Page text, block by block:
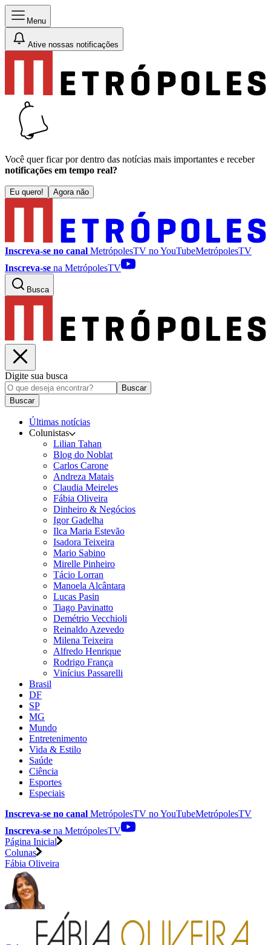
Menu
Ative nossas notificações
Você quer ficar por dentro das notícias mais importantes e receber
notificações em tempo real?
Eu quero! Agora não
Inscreva-se no canal MetrópolesTV noYouTubeMetrópolesTV
Inscreva-se na MetrópolesTV
Busca
Digite sua busca
Buscar
Buscar
Últimas notícias
Colunistas
Lilian Tahan
Blog do Noblat
Carlos Carone
Andreza Matais
Claudia Meireles
Fábia Oliveira
Dinheiro & Negócios
Igor Gadelha
Ilca Maria Estevão
Isadora Teixeira
Mario Sabino
Mirelle Pinheiro
Tácio Lorran
Manoela Alcântara
Lucas Pasin
Tiago Pavinatto
Demétrio Vecchioli
Reinaldo Azevedo
Milena Teixeira
Alfredo Henrique
Rodrigo França
Vinícius Passarelli
Brasil
DF
SP
MG
Mundo
Entretenimento
Vida & Estilo
Saúde
Ciência
Esportes
Especiais
Inscreva-se no canal MetrópolesTV noYouTubeMetrópolesTV
Inscreva-se na MetrópolesTV
Página Inicial
Colunas
Fábia Oliveira